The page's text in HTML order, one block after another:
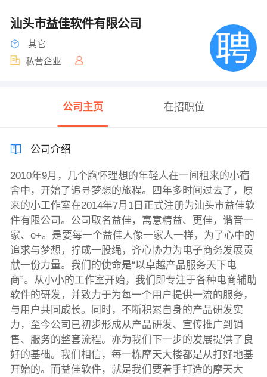
汕头市益佳软件有限公司
其它
私营企业
公司主页 在招职位
公司介绍
2010年9月，几个胸怀理想的年轻人在一间租来的小宿
舍中，开始了追寻梦想的旅程。四年多时间过去了，原
来的小工作室在2014年7月1日正式注册为汕头市益佳软
件有限公司。公司取名益佳，寓意精益、更佳，谐音一
家、e+。是要每一个益佳人像一家人一样，为了心中的
追求与梦想，拧成一股绳，齐心协力为电子商务发展贡
献一份力量。我们的使命是“以卓越产品服务天下电
商”。从小小的工作室开始，我们即专注于各种电商辅助
软件的研发，并致力于为每一个用户提供一流的服务，
与用户共同成长。同时，不断积累自身的产品研发实
力，至今公司已初步形成从产品研发、宣传推广到销
售、服务的整套流程。亦为我们下一步的发展提供了良
好的基础。我们相信，每一栋摩天大楼都是从打好地基
开始的。而益佳软件，就是我们要着手打造的摩天大